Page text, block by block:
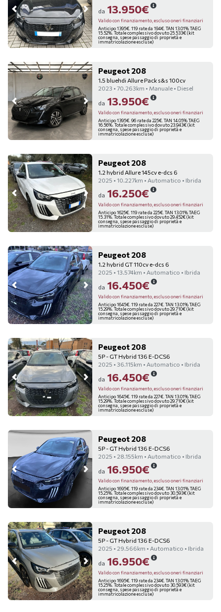
da 13.950€
Valido con finanziamento, escluso oneri finanziari
Anticipo 1395€. 119 rate da 194€. TAN 13.01% TAEG
15.52%. Totale complessivo dovuto 25.533€ (kit
consegna, spese passaggio di proprietà e
immatricolazione escluse)
Peugeot 208
1.5 bluehdi Allure Pack s&s 100cv
2023 • 70.263km • Manuale • Diesel
da 13.950€
Valido con finanziamento, escluso oneri finanziari
Anticipo 1395€. 96 rate da 225€. TAN 14.05% TAEG
16.56%. Totale complessivo dovuto 23.943€ (kit
consegna, spese passaggio di proprietà e
immatricolazione escluse)
Peugeot 208
1.2 hybrid Allure 145cv e-dcs 6
2025 • 10.227km • Automatico • Ibrida
da 16.250€
Valido con finanziamento, escluso oneri finanziari
Anticipo 1625€. 119 rate da 225€. TAN 13.01% TAEG
15.31%. Totale complessivo dovuto 29.452€ (kit
consegna, spese passaggio di proprietà e
immatricolazione escluse)
Peugeot 208
1.2 hybrid GT 110cv e-dcs 6
2025 • 13.574km • Automatico • Ibrida
da 16.450€
Valido con finanziamento, escluso oneri finanziari
Anticipo 1645€. 119 rate da 227€. TAN 13.01% TAEG
15.29%. Totale complessivo dovuto 29.710€ (kit
consegna, spese passaggio di proprietà e
immatricolazione escluse)
Peugeot 208
5P - GT Hybrid 136 E-DCS6
2025 • 36.115km • Automatico • Ibrida
da 16.450€
Valido con finanziamento, escluso oneri finanziari
Anticipo 1645€. 119 rate da 227€. TAN 13.01% TAEG
15.29%. Totale complessivo dovuto 29.710€ (kit
consegna, spese passaggio di proprietà e
immatricolazione escluse)
Peugeot 208
5P - GT Hybrid 136 E-DCS6
2025 • 28.155km • Automatico • Ibrida
da 16.950€
Valido con finanziamento, escluso oneri finanziari
Anticipo 1695€. 119 rate da 234€. TAN 13.01% TAEG
15.25%. Totale complessivo dovuto 30.593€ (kit
consegna, spese passaggio di proprietà e
immatricolazione escluse)
Peugeot 208
5P - GT Hybrid 136 E-DCS6
2025 • 29.566km • Automatico • Ibrida
da 16.950€
Valido con finanziamento, escluso oneri finanziari
Anticipo 1695€. 119 rate da 234€. TAN 13.01% TAEG
15.25%. Totale complessivo dovuto 30.593€ (kit
consegna, spese passaggio di proprietà e
immatricolazione escluse)